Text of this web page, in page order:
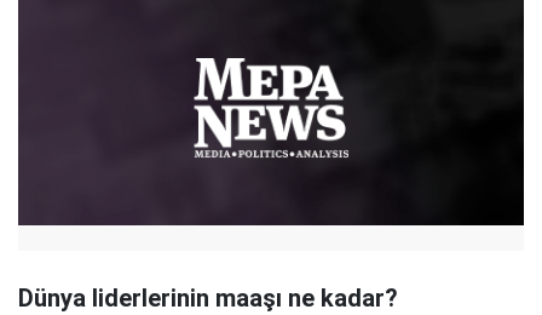
Dünya liderlerinin maaşı ne kadar?